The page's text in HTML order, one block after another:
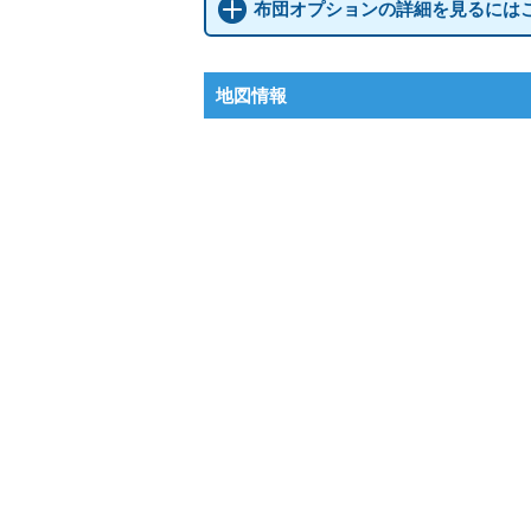
布団オプションの詳細を見るには
地図情報